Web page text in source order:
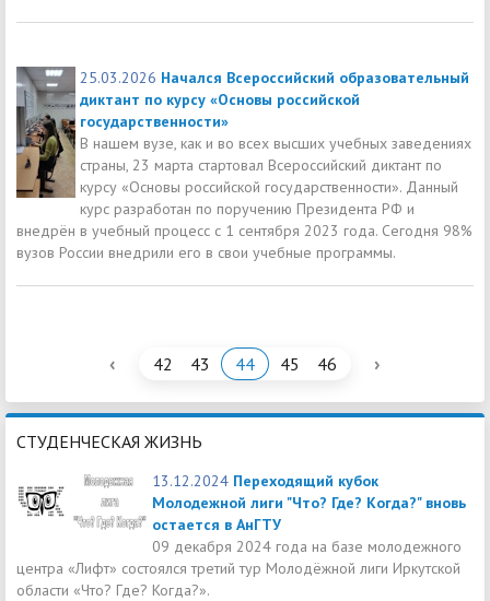
25.03.2026 Начался Всероссийский образовательный
диктант по курсу «Основы российской
государственности»
В нашем вузе, как и во всех высших учебных заведениях
страны, 23 марта стартовал Всероссийский диктант по
курсу «Основы российской государственности». Данный
курс разработан по поручению Президента РФ и
внедрён в учебный процесс с 1 сентября 2023 года. Сегодня 98%
вузов России внедрили его в свои учебные программы.
‹ 42 43 44 45 46 ›
СТУДЕНЧЕСКАЯ ЖИЗНЬ
13.12.2024 Переходящий кубок
Молодежной лиги "Что? Где? Когда?" вновь
остается в АнГТУ
09 декабря 2024 года на базе молодежного
центра «Лифт» состоялся третий тур Молодёжной лиги Иркутской
области «Что? Где? Когда?».